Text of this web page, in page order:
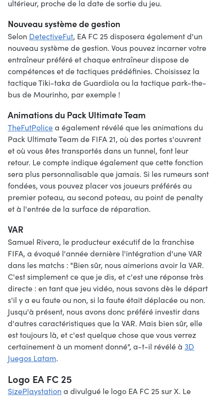
ultérieur, proche de la date de sortie du jeu.
Nouveau système de gestion
Selon DetectiveFut, EA FC 25 disposera également d'un
nouveau système de gestion. Vous pouvez incarner votre
entraîneur préféré et chaque entraîneur dispose de
compétences et de tactiques prédéfinies. Choisissez la
tactique Tiki-taka de Guardiola ou la tactique park-the-
bus de Mourinho, par exemple !
Animations du Pack Ultimate Team
TheFutPolicea également révélé que les animations du
Pack Ultimate Team de FIFA 21, où des portes s'ouvrent
et où vous êtes transportés dans un tunnel, font leur
retour. Le compte indique également que cette fonction
sera plus personnalisable que jamais. Si les rumeurs sont
fondées, vous pouvez placer vos joueurs préférés au
premier poteau, au second poteau, au point de penalty
et à l'entrée de la surface de réparation.
VAR
Samuel Rivera, le producteur exécutif de la franchise
FIFA, a évoqué l'année dernière l'intégration d'une VAR
dans les matchs : "Bien sûr, nous aimerions avoir la VAR.
C'est simplement ce que je dis, et c'est une réponse très
directe : en tant que jeu vidéo, nous savons dès le départ
s'il y a eu faute ou non, si la faute était déplacée ou non.
Jusqu'à présent, nous avons donc préféré investir dans
d'autres caractéristiques que la VAR. Mais bien sûr, elle
est toujours là, et c'est quelque chose que vous verrez
certainement à un moment donné", a-t-il révélé à 3D
Juegos Latam.
Logo EA FC 25
SizePlaystation a divulgué le logo EA FC 25 sur X. Le